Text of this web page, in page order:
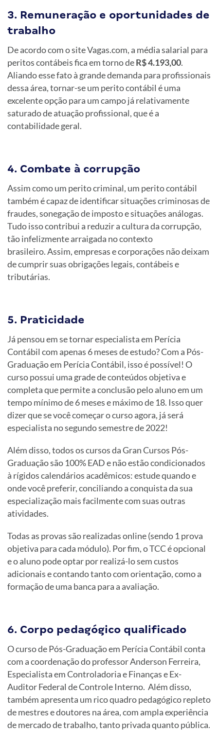
3. Remuneração e oportunidades de
trabalho
De acordo com o site Vagas.com, a média salarial para
peritos contábeis fica em torno deR$ 4.193,00.
Aliando esse fato à grande demanda para profissionais
dessa área, tornar-se um perito contábil é uma
excelente opção para um campo já relativamente
saturado de atuação profissional, que é a
contabilidade geral.
4. Combate à corrupção
Assim como um perito criminal, um perito contábil
também é capaz de identificar situações criminosas de
fraudes, sonegação de imposto e situações análogas.
Tudo isso contribui a reduzir a cultura da corrupção,
tão infelizmente arraigada no contexto
brasileiro. Assim, empresas e corporações não deixam
de cumprir suas obrigações legais, contábeis e
tributárias.
5. Praticidade
Já pensou em se tornar especialista em Perícia
Contábil com apenas 6 meses de estudo? Com a Pós-
Graduação em Perícia Contábil, isso é possível! O
curso possui uma grade de conteúdos objetiva e
completa que permite a conclusão pelo aluno em um
tempo mínimo de 6 meses e máximo de 18. Isso quer
dizer que se você começar o curso agora, já será
especialista no segundo semestre de 2022!
Além disso, todos os cursos da Gran Cursos Pós-
Graduação são 100% EAD e não estão condicionados
à rígidos calendários acadêmicos: estude quando e
onde você preferir, conciliando a conquista da sua
especialização mais facilmente com suas outras
atividades.
Todas as provas são realizadas online (sendo 1 prova
objetiva para cada módulo). Por fim, o TCC é opcional
e o aluno pode optar por realizá-lo sem custos
adicionais e contando tanto com orientação, como a
formação de uma banca para a avaliação.
6. Corpo pedagógico qualificado
O curso de Pós-Graduação em Perícia Contábil conta
com a coordenação do professor Anderson Ferreira,
Especialista em Controladoria e Finanças e Ex-
Auditor Federal de Controle Interno. Além disso,
também apresenta um rico quadro pedagógico repleto
de mestres e doutores na área, com ampla experiência
de mercado de trabalho, tanto privada quanto pública.